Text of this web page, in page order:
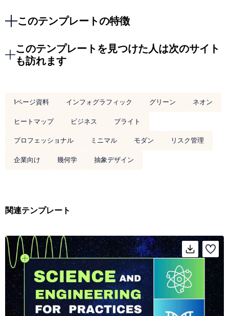
このテンプレートの特徴
このテンプレートを見つけた人は次のサイト
も訪れます
1ページ資料 インフォグラフィック グリーン
ネオン
ヒートマップ
ビジネス
ブライト
プロフェッショナル
ミニマル モダン
リスク管理
企業向け
幾何学 抽象デザイン
関連テンプレート